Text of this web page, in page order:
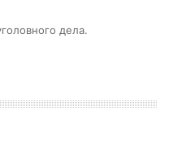
дела.